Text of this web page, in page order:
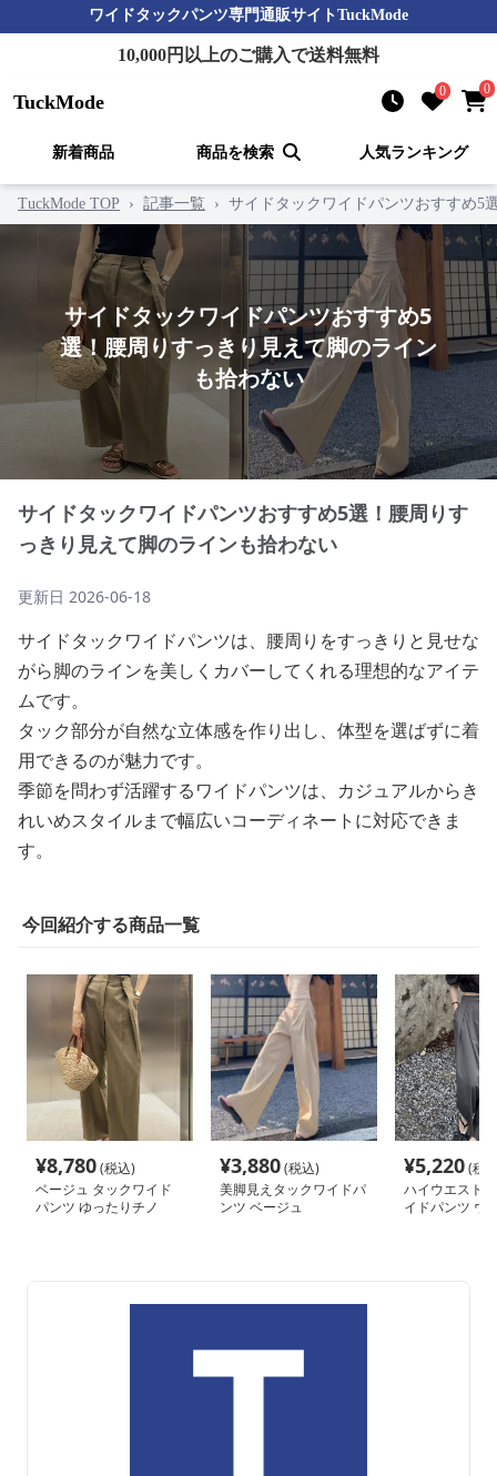
ワイドタックパンツ専門通販サイトTuckMode
10,000円以上のご購入で送料無料
TuckMode 0 0
新着商品 商品を検索 人気ランキング
TuckMode TOP › 記事一覧 › サイドタックワイドパンツおすすめ5
サイドタックワイドパンツおすすめ5
選！腰周りすっきり見えて脚のライン
も拾わない
サイドタックワイドパンツおすすめ5選！腰周りす
っきり見えて脚のラインも拾わない
更新日 2026-06-18
サイドタックワイドパンツは、腰周りをすっきりと見せな
がら脚のラインを美しくカバーしてくれる理想的なアイテ
ムです。
タック部分が自然な立体感を作り出し、体型を選ばずに着
用できるのが魅力です。
季節を問わず活躍するワイドパンツは、カジュアルからき
れいめスタイルまで幅広いコーディネートに対応できま
す。
今回紹介する商品一覧
¥8,780(税込)
ベージュ タックワイド
パンツ ゆったりチノ
¥3,880(税込)
美脚見えタックワイドパ
ンツ ベージュ
¥5,220(税
ハイウエスト
イドパンツ ウ